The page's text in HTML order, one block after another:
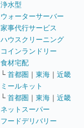
浄水型
ウォーターサーバー
家事代行サービス
ハウスクリーニング
コインランドリー
食材宅配
└ 首都圏 ｜ 東海 ｜ 近畿
ミールキット
└ 首都圏 ｜ 東海 ｜ 近畿
ネットスーパー
フードデリバリー